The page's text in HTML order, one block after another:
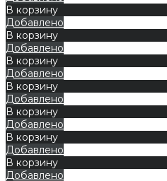
В корзину
Добавлено
В корзину
Добавлено
В корзину
Добавлено
В корзину
Добавлено
В корзину
Добавлено
В корзину
Добавлено
В корзину
Добавлено